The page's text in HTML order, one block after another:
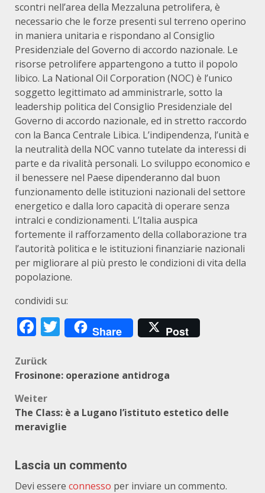
scontri nell’area della Mezzaluna petrolifera, è
necessario che le forze presenti sul terreno operino
in maniera unitaria e rispondano al Consiglio
Presidenziale del Governo di accordo nazionale. Le
risorse petrolifere appartengono a tutto il popolo
libico. La National Oil Corporation (NOC) è l’unico
soggetto legittimato ad amministrarle, sotto la
leadership politica del Consiglio Presidenziale del
Governo di accordo nazionale, ed in stretto raccordo
con la Banca Centrale Libica. L’indipendenza, l’unità e
la neutralità della NOC vanno tutelate da interessi di
parte e da rivalità personali. Lo sviluppo economico e
il benessere nel Paese dipenderanno dal buon
funzionamento delle istituzioni nazionali del settore
energetico e dalla loro capacità di operare senza
intralci e condizionamenti. L’Italia auspica
fortemente il rafforzamento della collaborazione tra
l’autorità politica e le istituzioni finanziarie nazionali
per migliorare al più presto le condizioni di vita della
popolazione.
condividi su:
Facebook
Twitter
Share Post
Beitragsnavigation
Zurück
Frosinone: operazione antidroga
Weiter
The Class: è a Lugano l’istituto estetico delle
meraviglie
Lascia un commento
Devi essere connesso per inviare un commento.